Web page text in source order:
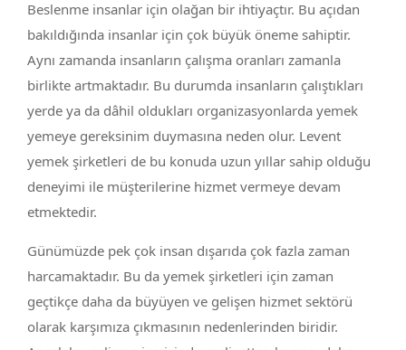
Beslenme insanlar için olağan bir ihtiyaçtır. Bu açıdan
bakıldığında insanlar için çok büyük öneme sahiptir.
Aynı zamanda insanların çalışma oranları zamanla
birlikte artmaktadır. Bu durumda insanların çalıştıkları
yerde ya da dâhil oldukları organizasyonlarda yemek
yemeye gereksinim duymasına neden olur. Levent
yemek şirketleri de bu konuda uzun yıllar sahip olduğu
deneyimi ile müşterilerine hizmet vermeye devam
etmektedir.
Günümüzde pek çok insan dışarıda çok fazla zaman
harcamaktadır. Bu da yemek şirketleri için zaman
geçtikçe daha da büyüyen ve gelişen hizmet sektörü
olarak karşımıza çıkmasının nedenlerinden biridir.